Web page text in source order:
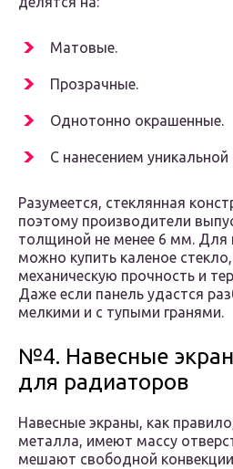
Матовые.
Прозрачные.
Однотонно окрашенные.
С нанесением
Разумеется, стеклянная
поэтому производители
толщиной не менее 6 мм. Для
можно купить каленое
механическую прочность и
Даже если панель удастся
мелкими и с тупыми гранями.
№4. Навесные
для радиаторов
Навесные экраны, как
металла, имеют массу
мешают свободной